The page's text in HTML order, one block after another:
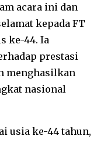
acara ini dan
kepada FT
ke-44. Ia
prestasi
menghasilkan
nasional
usia ke-44 tahun,